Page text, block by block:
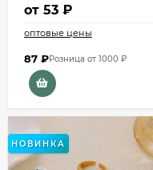
от 53 ₽
оптовые цены
87 ₽Розница от 1000 ₽
НОВИНКА